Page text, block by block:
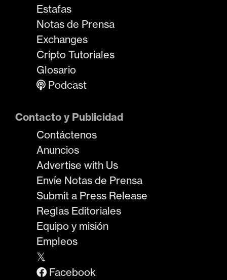
Estafas
Notas de Prensa
Exchanges
Cripto Tutoriales
Glosario
Podcast
Contacto y Publicidad
Contáctenos
Anuncios
Advertise with Us
Envíe Notas de Prensa
Submit a Press Release
Reglas Editoriales
Equipo y misión
Empleos
𝕏
Facebook